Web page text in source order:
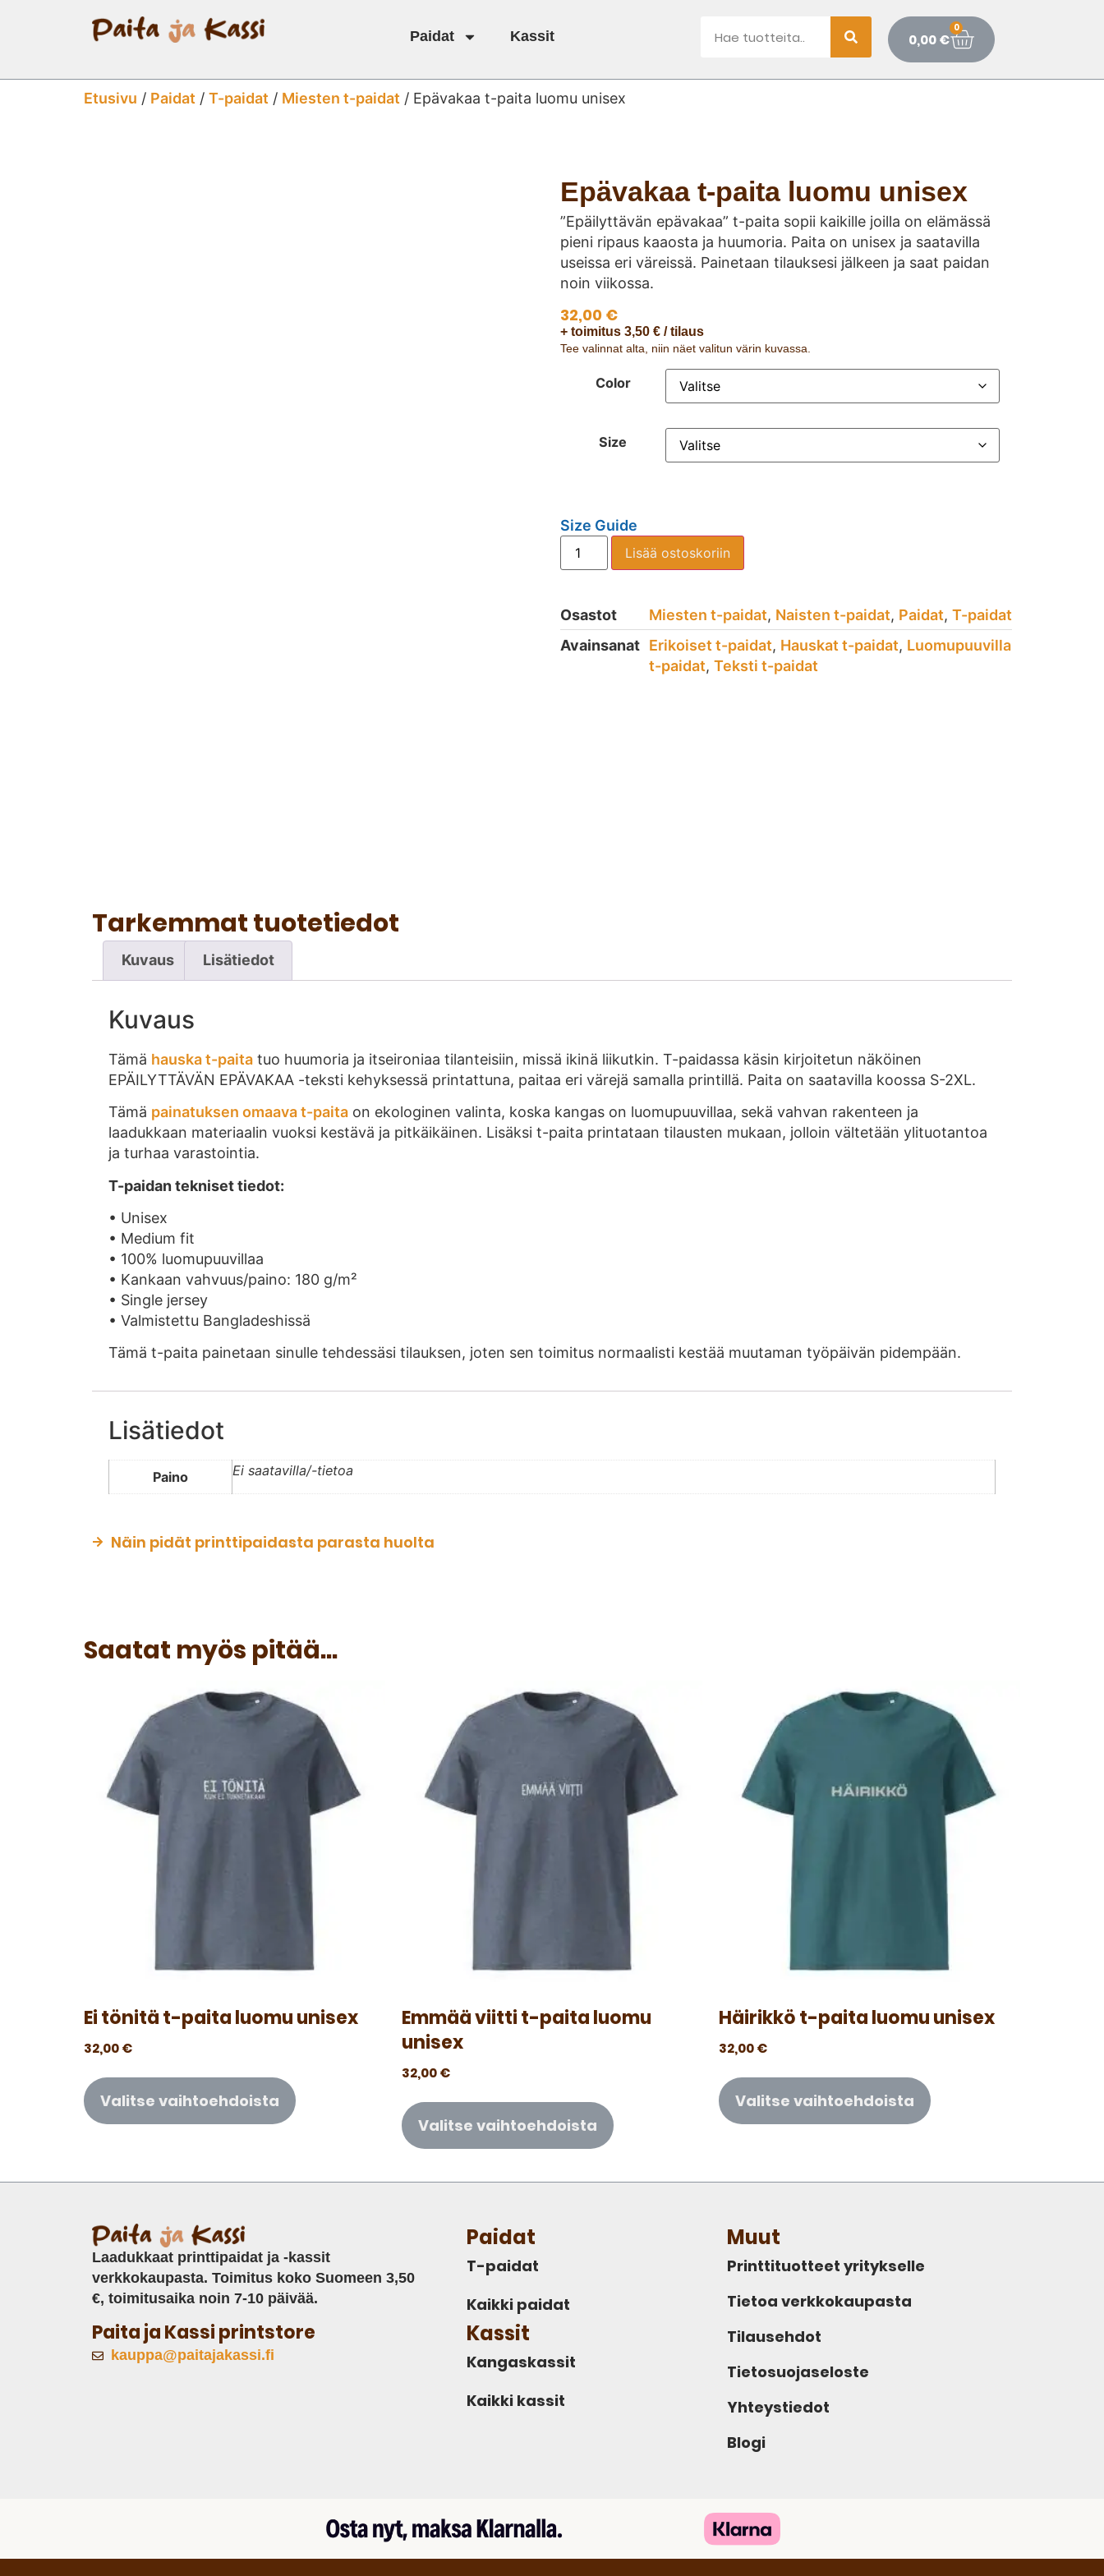
Paidat Kassit 0,00€
0
Etusivu / Paidat / T-paidat / Miesten t-paidat / Epävakaa t-paita luomu unisex
Epävakaa t-paita luomu unisex
”Epäilyttävän epävakaa” t-paita sopii kaikille joilla on elämässä
pieni ripaus kaaosta ja huumoria. Paita on unisex ja saatavilla
useissa eri väreissä. Painetaan tilauksesi jälkeen ja saat paidan
noin viikossa.
32,00 €
+ toimitus 3,50 € / tilaus
Tee valinnat alta, niin näet valitun värin kuvassa.
Color
Size
Size Guide
Lisää ostoskoriin
Osastot Miesten t-paidat, Naisten t-paidat, Paidat, T-paidat
Avainsanat Erikoiset t-paidat, Hauskat t-paidat, Luomupuuvilla
t-paidat, Teksti t-paidat
Tarkemmat tuotetiedot
Kuvaus Lisätiedot
Kuvaus
Tämä hauska t-paita tuo huumoria ja itseironiaa tilanteisiin, missä ikinä liikutkin. T-paidassa käsin kirjoitetun näköinen
EPÄILYTTÄVÄN EPÄVAKAA -teksti kehyksessä printattuna, paitaa eri värejä samalla printillä. Paita on saatavilla koossa S-2XL.
Tämä painatuksen omaava t-paita on ekologinen valinta, koska kangas on luomupuuvillaa, sekä vahvan rakenteen ja
laadukkaan materiaalin vuoksi kestävä ja pitkäikäinen. Lisäksi t-paita printataan tilausten mukaan, jolloin vältetään ylituotantoa
ja turhaa varastointia.
T-paidan tekniset tiedot:
• Unisex
• Medium fit
• 100% luomupuuvillaa
• Kankaan vahvuus/paino: 180 g/m²
• Single jersey
• Valmistettu Bangladeshissä
Tämä t-paita painetaan sinulle tehdessäsi tilauksen, joten sen toimitus normaalisti kestää muutaman työpäivän pidempään.
Lisätiedot
Paino Ei saatavilla/-tietoa
Näin pidät printtipaidasta parasta huolta
Saatat myös pitää...
Ei tönitä t-paita luomu unisex
32,00€
Valitse vaihtoehdoista
Emmää viitti t-paita luomu
unisex
32,00€
Valitse vaihtoehdoista
Häirikkö t-paita luomu unisex
32,00€
Valitse vaihtoehdoista
Laadukkaat printtipaidat ja -kassit
verkkokaupasta. Toimitus koko Suomeen 3,50
€, toimitusaika noin 7-10 päivää.
Paita ja Kassi printstore
kauppa@paitajakassi.fi
Paidat
T-paidat
Kaikki paidat
Kassit
Kangaskassit
Kaikki kassit
Muut
Printtituotteet yritykselle
Tietoa verkkokaupasta
Tilausehdot
Tietosuojaseloste
Yhteystiedot
Blogi